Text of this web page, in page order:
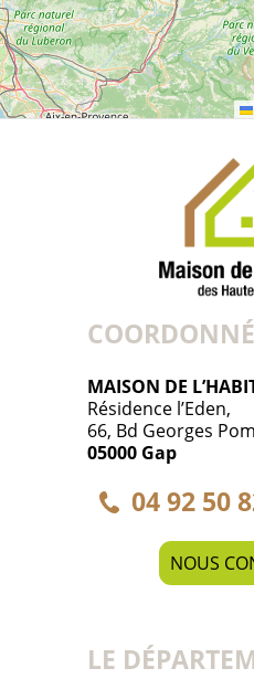
MAISON DE
Résidence l’Eden,
66, Bd Georges
05000 Gap
04 92 50
NOUS
LE